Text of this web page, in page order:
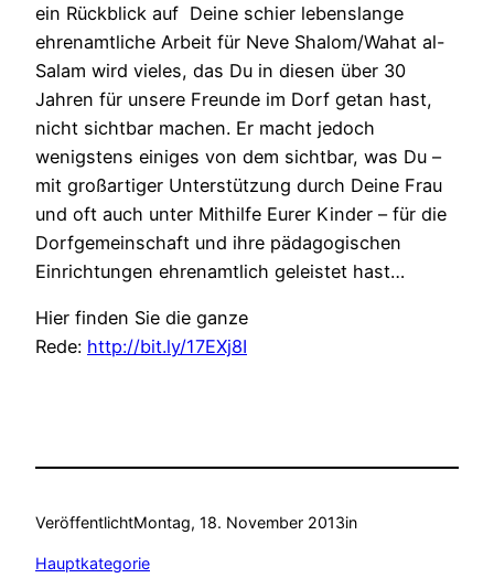
ein Rückblick auf Deine schier lebenslange
ehrenamtliche Arbeit für Neve Shalom/Wahat al-
Salam wird vieles, das Du in diesen über 30
Jahren für unsere Freunde im Dorf getan hast,
nicht sichtbar machen. Er macht jedoch
wenigstens einiges von dem sichtbar, was Du –
mit großartiger Unterstützung durch Deine Frau
und oft auch unter Mithilfe Eurer Kinder – für die
Dorfgemeinschaft und ihre pädagogischen
Einrichtungen ehrenamtlich geleistet hast…
Hier finden Sie die ganze
Rede: http://bit.ly/17EXj8I
VeröffentlichtMontag, 18. November 2013in
Hauptkategorie